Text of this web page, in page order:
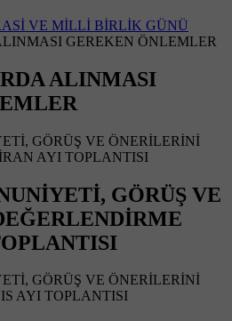
ALINMASI
GÖRÜŞ VE